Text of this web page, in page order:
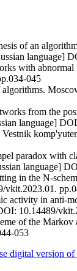
of an
language]
with
045
from the
language]
paradox with
language]
in the N-
vkit.2023.01.
activity in anti-
10.14489/
of the
053
digital version